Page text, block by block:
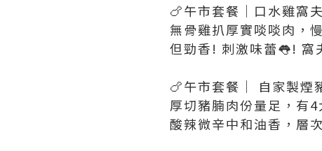
🍗午市套餐｜口水雞窩
無骨雞扒厚實啖啖肉，
但勁香! 刺激味蕾👅! 窩
🍗午市套餐｜ 自家製煙
厚切豬腩肉份量足，有
酸辣微辛中和油香，層